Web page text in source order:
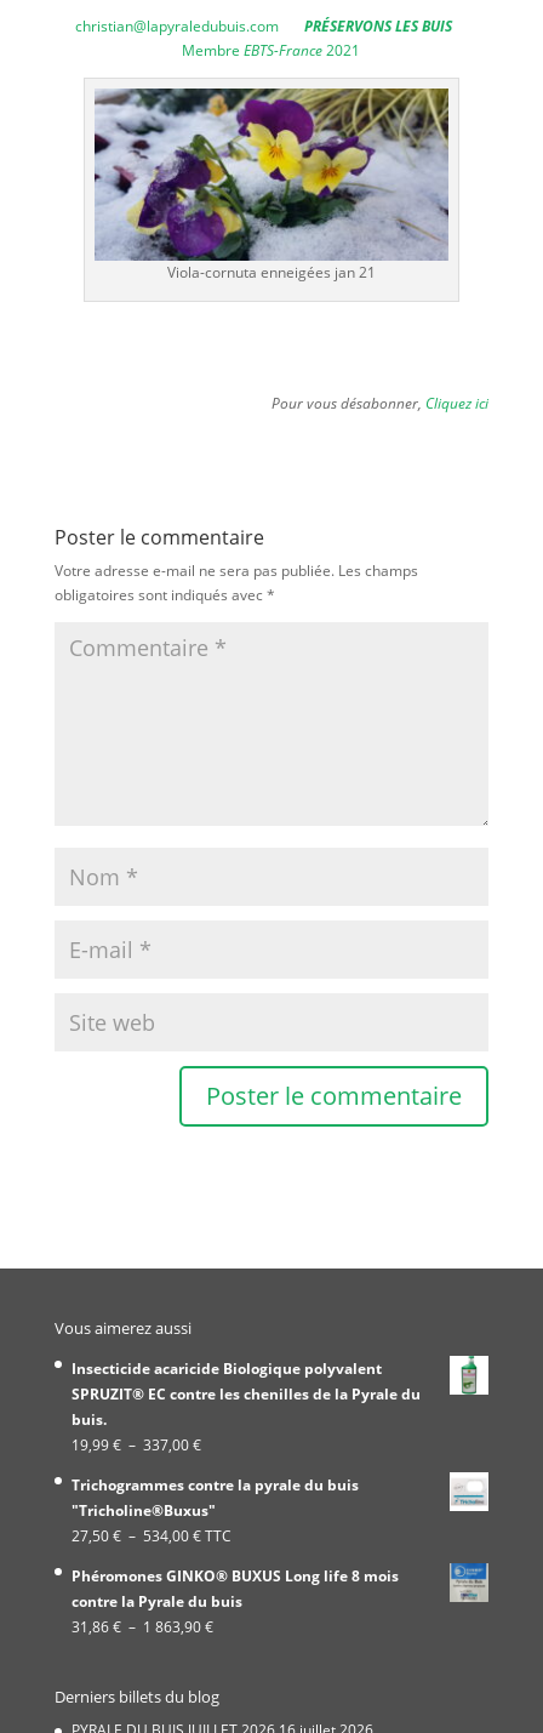
christian@lapyraledubuis.com
PRÉSERVONS LES BUIS
MembreEBTS-France2021
Viola-cornuta enneigées jan 21
Pour vous désabonner, Cliquez ici
Poster le commentaire
Votre adresse e-mail ne sera pas publiée. Les champs
obligatoires sont indiqués avec*
Vous aimerez aussi
Insecticide acaricide Biologique polyvalent
SPRUZIT® EC contre les chenilles de la Pyrale du
buis.
19,99€ – 337,00€Plage
prix :
19,99 €
à
337,00 €
Trichogrammes contre la pyrale du buis
"Tricholine®Buxus"
27,50€ – 534,00€Plage
prix :
27,50 €
à
TTC
Phéromones GINKO® BUXUS Long life 8 mois
contre la Pyrale du buis
31,86€ – 1 863,90€Plage
31,86 €
à
Derniers billets du blog